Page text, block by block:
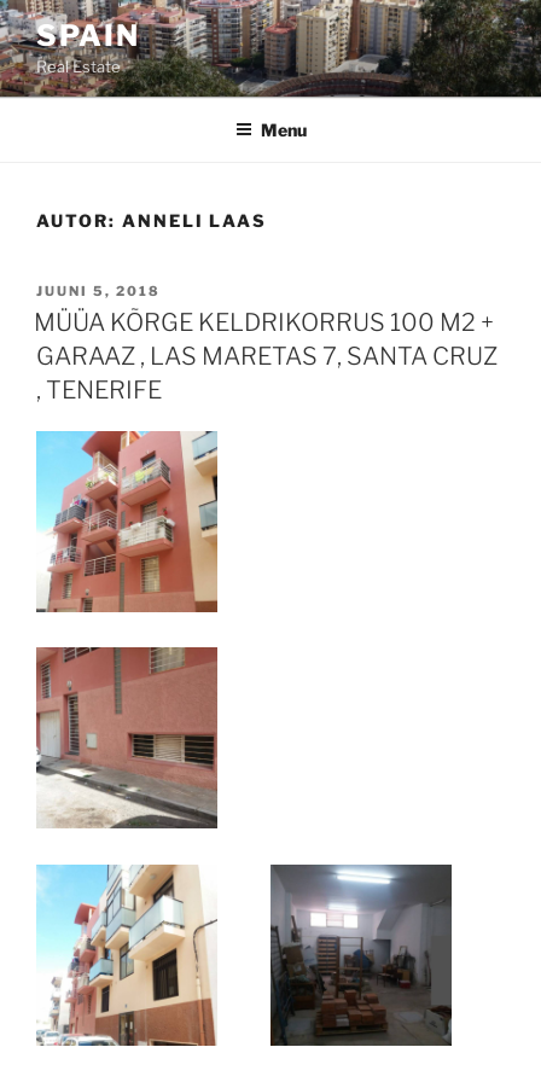
Skip
to
content
SPAIN
Real Estate
Menu
AUTOR: ANNELI LAAS
POSTED
ON
JUUNI 5, 2018
MÜÜA KÕRGE KELDRIKORRUS 100 M2 +
GARAAZ , LAS MARETAS 7, SANTA CRUZ
, TENERIFE